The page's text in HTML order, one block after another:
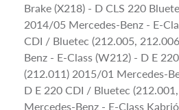
Brake (X218) - D CLS 220
2014/05 Mercedes-Benz - E-
CDI / Bluetec (212.005,
Benz - E-Class (W212) - D E
(212.011) 2015/01 Mercedes-
D E 220 CDI / Bluetec
Mercedes-Benz - E-Class